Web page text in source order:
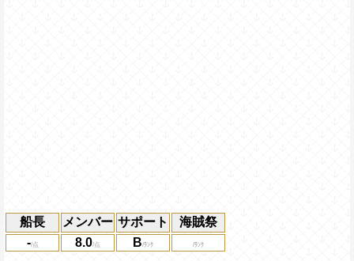
船長 メンバー サポート
海賊祭
-
8.0 B